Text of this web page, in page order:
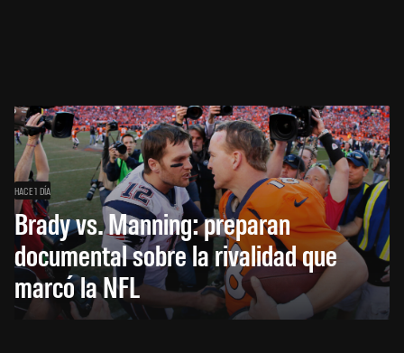
HACE 1 DÍA
Brady vs. Manning: preparan
documental sobre la rivalidad que
marcó la NFL